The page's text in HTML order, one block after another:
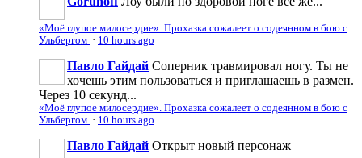
«Моё глупое милосердие». Прохазка сожалеет о содеянном в бою с
Ульбергом · 10 hours ago
Павло Гайдай Соперник травмировал ногу. Ты не
хочешь этим пользоваться и приглашаешь в размен.
Через 10 секунд...
«Моё глупое милосердие». Прохазка сожалеет о содеянном в бою с
Ульбергом · 10 hours ago
Павло Гайдай Открыт новый персонаж